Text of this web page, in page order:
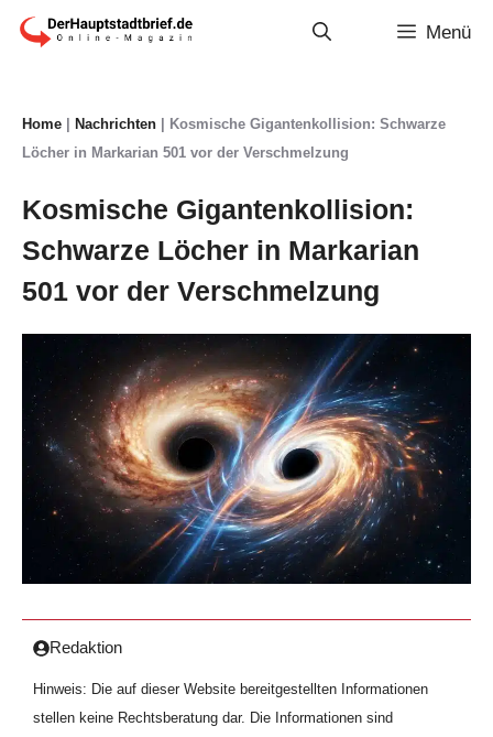
Zum
Menü
Home Nachrichten
Kosmische Gigantenkollision: Schwarze
Löcher in Markarian 501 vor der Verschmelzung
Kosmische Gigantenkollision:
Schwarze Löcher in Markarian
501 vor der Verschmelzung
Redaktion
Hinweis: Die auf dieser Website bereitgestellten Informationen
stellen keine Rechtsberatung dar. Die Informationen sind